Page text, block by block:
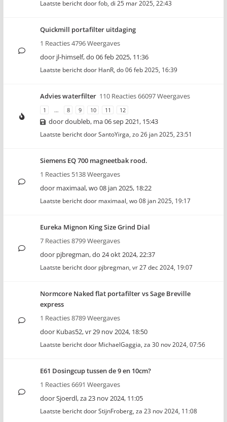
Laatste bericht doorfob, di 25 mar 2025, 22:43
Quickmill portafilter uitdaging
1 Reacties 4796 Weergaves
door jl-himself,do 06 feb 2025, 11:36
Laatste bericht door HanR, do 06 feb 2025, 16:39
Advies waterfilter 110 Reacties 66097 Weergaves
1 … 8 9 10 11 12
doordoubleb, ma 06 sep 2021, 15:43
Laatste bericht doorSantoYirga, zo 26 jan 2025, 23:51
Siemens EQ 700 magneetbak rood.
1 Reacties 5138 Weergaves
door maximaal,wo 08 jan 2025, 18:22
Laatste bericht door maximaal, wo 08 jan 2025, 19:17
Eureka Mignon King Size Grind Dial
7 Reacties 8799 Weergaves
door pjbregman,do 24 okt 2024, 22:37
Laatste bericht door pjbregman, vr 27 dec 2024, 19:07
Normcore Naked flat portafilter vs Sage Breville
express
1 Reacties 8789 Weergaves
door Kubas52,vr 29 nov 2024, 18:50
Laatste bericht door MichaelGaggia, za 30 nov 2024, 07:56
E61 Dosingcup tussen de 9 en 10cm?
1 Reacties 6691 Weergaves
doorSjoerdl,za 23 nov 2024, 11:05
Laatste bericht doorStijnFroberg, za 23 nov 2024, 11:08